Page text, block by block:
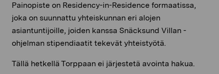
Painopiste on Residency-in-Residence formaatissa,
joka on suunnattu yhteiskunnan eri alojen
asiantuntijoille, joiden kanssa Snäcksund Villan -
ohjelman stipendiaatit tekevät yhteistyötä.
Tällä hetkellä Torppaan ei järjestetä avointa hakua.